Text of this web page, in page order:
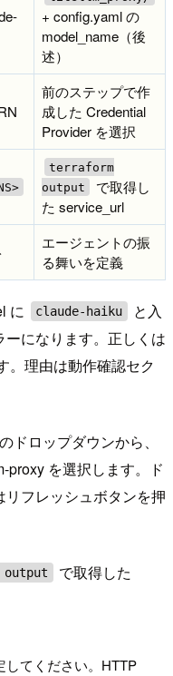
+ config.yaml の
model_name（後
述）
前のステップで作
成した Credential
Provider を選択
terraform
output
で取得し
た service_url
エージェントの振
る舞いを定義
に claude-haiku
と入
になります。正しくは
。理由は動作確認セク
ドロップダウンから、
proxy を選択します。ド
フレッシュボタンを押
で取得した
してください。HTTP